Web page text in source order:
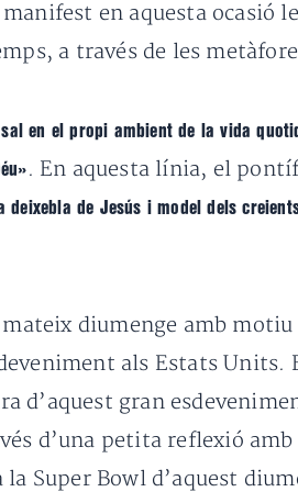
en aquesta ocasió
a través de les
en el propi ambient de la vida
. En aquesta línia, el
deixebla de Jesús i model dels
diumenge amb motiu
als Estats Units.
d’aquest gran
d’una petita reflexió
la Super Bowl d’aquest